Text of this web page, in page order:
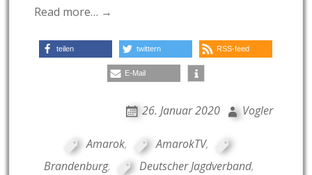
Read more… →
teilen twittern RSS-feed
E-Mail
26. Januar 2020 Vogler
Amarok, AmarokTV,
Brandenburg, Deutscher Jagdverband,